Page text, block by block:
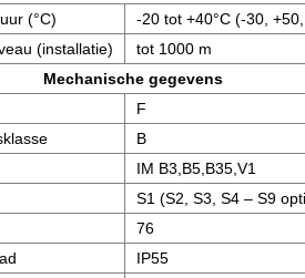
(°C)
-20 tot +40°C (-30,
(installatie)
tot 1000 m
Mechanische gegevens
F
B
IM B3,B5,B35,V1
S1 (S2, S3, S4 – S9
76
IP55